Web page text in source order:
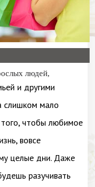
людей,
и другими
слишком мало
чтобы любимое
вовсе
целые дни. Даже
разучивать